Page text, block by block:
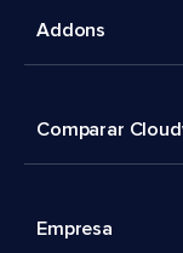
Addons
Comparar
Empresa